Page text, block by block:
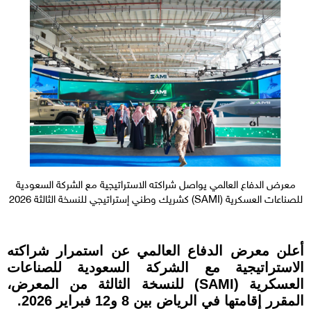
معرض الدفاع العالمي يواصل شراكته الاستراتيجية مع الشركة السعودية
للصناعات العسكرية (SAMI) كشريك وطني إستراتيجي للنسخة الثالثة 2026
أعلن معرض الدفاع العالمي عن استمرار شراكته
الاستراتيجية مع الشركة السعودية للصناعات
العسكرية (SAMI) للنسخة الثالثة من المعرض،
المقرر إقامتها في الرياض بين 8 و12 فبراير 2026.